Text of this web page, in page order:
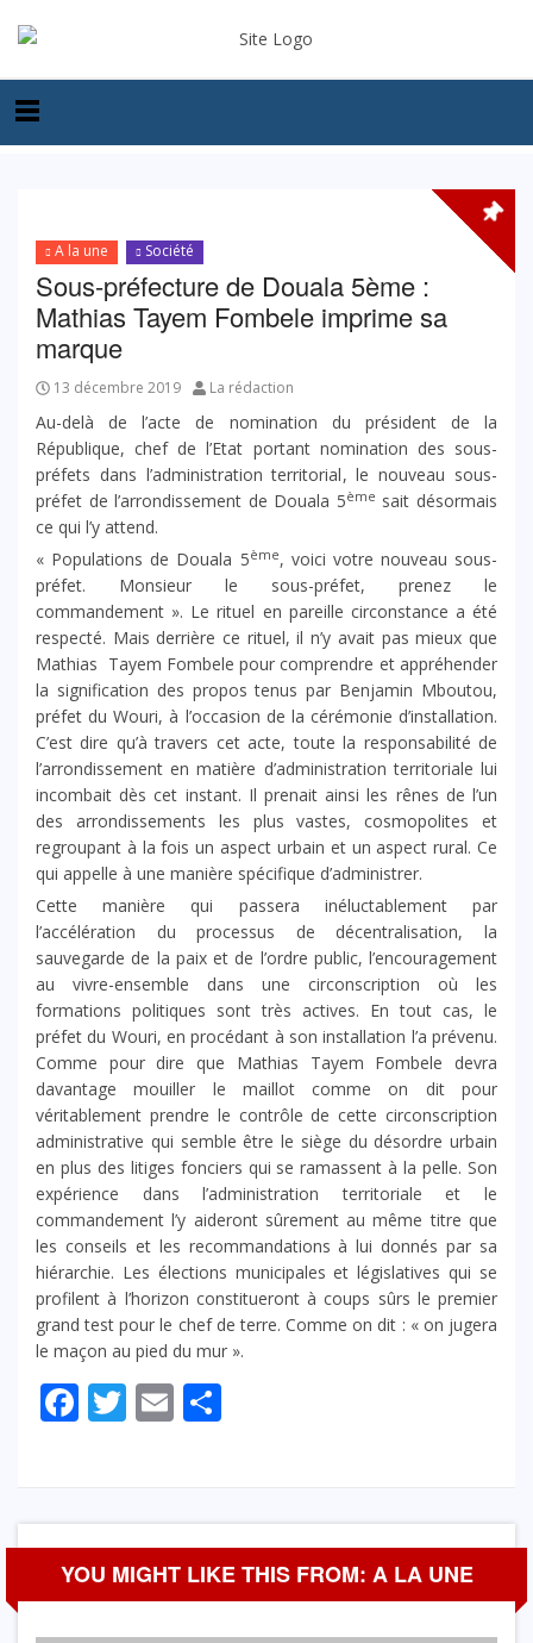
A la une Société
Sous-préfecture de Douala 5ème :
Mathias Tayem Fombele imprime sa
marque
13 décembre 2019 La rédaction
Au-delà de l’acte de nomination du président de la
République, chef de l’Etat portant nomination des sous-
préfets dans l’administration territorial, le nouveau sous-
préfet de l’arrondissement de Douala 5ème sait désormais
ce qui l’y attend.
« Populations de Douala 5ème, voici votre nouveau sous-
préfet. Monsieur le sous-préfet, prenez le
commandement ». Le rituel en pareille circonstance a été
respecté. Mais derrière ce rituel, il n’y avait pas mieux que
Mathias Tayem Fombele pour comprendre et appréhender
la signification des propos tenus par Benjamin Mboutou,
préfet du Wouri, à l’occasion de la cérémonie d’installation.
C’est dire qu’à travers cet acte, toute la responsabilité de
l’arrondissement en matière d’administration territoriale lui
incombait dès cet instant. Il prenait ainsi les rênes de l’un
des arrondissements les plus vastes, cosmopolites et
regroupant à la fois un aspect urbain et un aspect rural. Ce
qui appelle à une manière spécifique d’administrer.
Cette manière qui passera inéluctablement par
l’accélération du processus de décentralisation, la
sauvegarde de la paix et de l’ordre public, l’encouragement
au vivre-ensemble dans une circonscription où les
formations politiques sont très actives. En tout cas, le
préfet du Wouri, en procédant à son installation l’a prévenu.
Comme pour dire que Mathias Tayem Fombele devra
davantage mouiller le maillot comme on dit pour
véritablement prendre le contrôle de cette circonscription
administrative qui semble être le siège du désordre urbain
en plus des litiges fonciers qui se ramassent à la pelle. Son
expérience dans l’administration territoriale et le
commandement l’y aideront sûrement au même titre que
les conseils et les recommandations à lui donnés par sa
hiérarchie. Les élections municipales et législatives qui se
profilent à l’horizon constitueront à coups sûrs le premier
grand test pour le chef de terre. Comme on dit : « on jugera
le maçon au pied du mur ».
Facebook
Twitter
Email
YOU MIGHT LIKE THIS FROM: A LA UNE